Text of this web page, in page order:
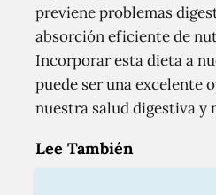
previene problemas
absorción eficiente de
Incorporar esta dieta a
puede ser una excelente
nuestra salud digestiva y
Lee También